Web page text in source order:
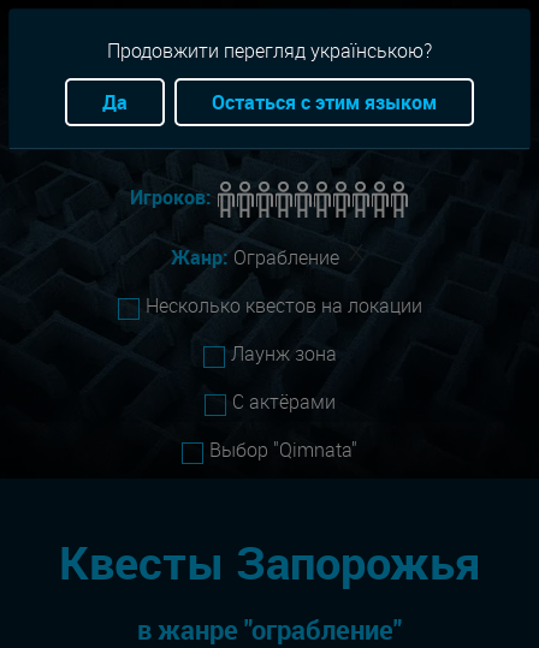
Город: Запорожье
Игроков:
Жанр: Ограбление
Несколько квестов на локации
Лаунж зона
С актёрами
Выбор "Qimnata"
Квесты Запорожья
в жанре "ограбление"
Продовжити перегляд українською?
Да
Остаться с этим языком